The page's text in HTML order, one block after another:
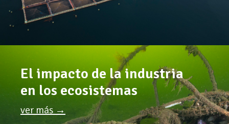
El impacto de la industria
en los ecosistemas
ver más →